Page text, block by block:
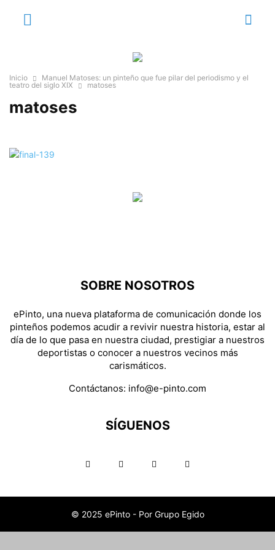
Inicio
Manuel Matoses: un pinteño que fue pilar del periodismo y el
teatro del siglo XIX
matoses
matoses
SOBRE NOSOTROS
ePinto, una nueva plataforma de comunicación donde los
pinteños podemos acudir a revivir nuestra historia, estar al
día de lo que pasa en nuestra ciudad, prestigiar a nuestros
deportistas o conocer a nuestros vecinos más
carismáticos.
Contáctanos: info@e-pinto.com
SÍGUENOS
© 2025 ePinto - Por Grupo Egido